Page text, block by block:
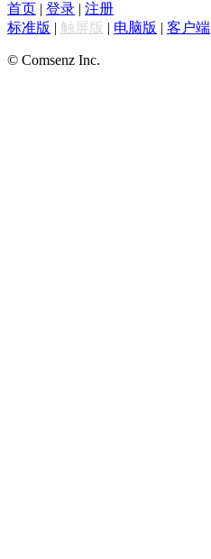
首页 | 登录 | 注册
标准版 | 触屏版 | 电脑版 | 客户端
© Comsenz Inc.